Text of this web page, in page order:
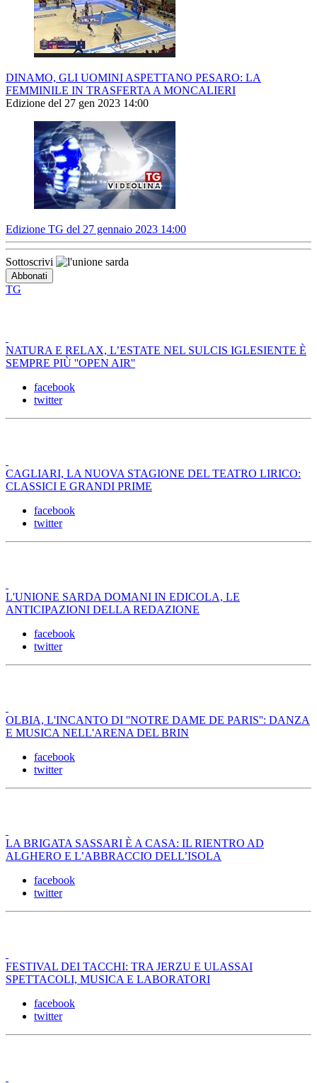
DINAMO, GLI UOMINI ASPETTANO PESARO: LA
FEMMINILE IN TRASFERTA A MONCALIERI
Edizione del 27 gen 2023 14:00
Edizione TG del 27 gennaio 2023 14:00
Sottoscrivi
TG
NATURA E RELAX, L’ESTATE NEL SULCIS IGLESIENTE È
SEMPRE PIÙ ''OPEN AIR''
facebook
twitter
CAGLIARI, LA NUOVA STAGIONE DEL TEATRO LIRICO:
CLASSICI E GRANDI PRIME
facebook
twitter
L'UNIONE SARDA DOMANI IN EDICOLA, LE
ANTICIPAZIONI DELLA REDAZIONE
facebook
twitter
OLBIA, L'INCANTO DI ''NOTRE DAME DE PARIS'': DANZA
E MUSICA NELL'ARENA DEL BRIN
facebook
twitter
LA BRIGATA SASSARI È A CASA: IL RIENTRO AD
ALGHERO E L’ABBRACCIO DELL’ISOLA
facebook
twitter
FESTIVAL DEI TACCHI: TRA JERZU E ULASSAI
SPETTACOLI, MUSICA E LABORATORI
facebook
twitter